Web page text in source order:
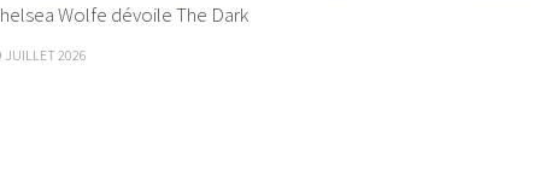
Wolfe dévoile The Dark
JUILLET 2026